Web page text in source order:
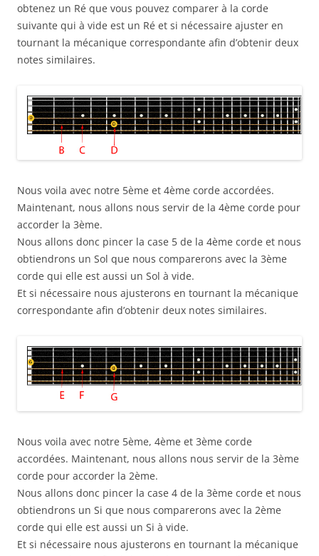
obtenez un Ré que vous pouvez comparer à la corde
suivante qui à vide est un Ré et si nécessaire ajuster en
tournant la mécanique correspondante afin d’obtenir deux
notes similaires.
Nous voila avec notre 5ème et 4ème corde accordées.
Maintenant, nous allons nous servir de la 4ème corde pour
accorder la 3ème.
Nous allons donc pincer la case 5 de la 4ème corde et nous
obtiendrons un Sol que nous comparerons avec la 3ème
corde qui elle est aussi un Sol à vide.
Et si nécessaire nous ajusterons en tournant la mécanique
correspondante afin d’obtenir deux notes similaires.
Nous voila avec notre 5ème, 4ème et 3ème corde
accordées. Maintenant, nous allons nous servir de la 3ème
corde pour accorder la 2ème.
Nous allons donc pincer la case 4 de la 3ème corde et nous
obtiendrons un Si que nous comparerons avec la 2ème
corde qui elle est aussi un Si à vide.
Et si nécessaire nous ajusterons en tournant la mécanique